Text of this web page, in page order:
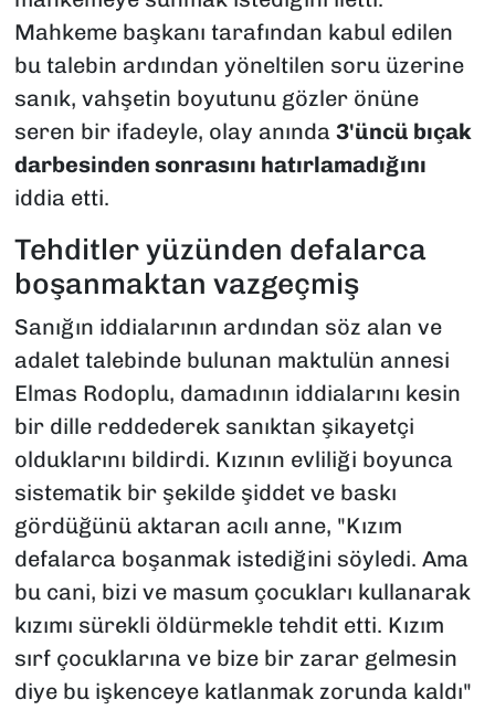
Mahkeme başkanı tarafından kabul edilen
bu talebin ardından yöneltilen soru üzerine
sanık, vahşetin boyutunu gözler önüne
seren bir ifadeyle, olay anında 3'üncü bıçak
darbesinden sonrasını hatırlamadığını
iddia etti.
Tehditler yüzünden defalarca
boşanmaktan vazgeçmiş
Sanığın iddialarının ardından söz alan ve
adalet talebinde bulunan maktulün annesi
Elmas Rodoplu, damadının iddialarını kesin
bir dille reddederek sanıktan şikayetçi
olduklarını bildirdi. Kızının evliliği boyunca
sistematik bir şekilde şiddet ve baskı
gördüğünü aktaran acılı anne, "Kızım
defalarca boşanmak istediğini söyledi. Ama
bu cani, bizi ve masum çocukları kullanarak
kızımı sürekli öldürmekle tehdit etti. Kızım
sırf çocuklarına ve bize bir zarar gelmesin
diye bu işkenceye katlanmak zorunda kaldı"